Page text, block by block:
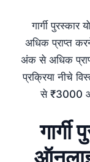
गार्गी
अधिक प्राप्त
अंक से अधिक
प्रक्रिया नीचे
से ₹3000